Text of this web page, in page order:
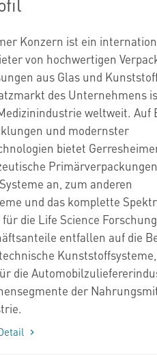
Konzern ist ein
von hochwertigen
aus Glas und
des Unternehmens
weltweit. Auf
und modernster
bietet
an, zum anderen
und das komplette
die Life Science
entfallen auf die
Kunststoffsysteme,
die
der